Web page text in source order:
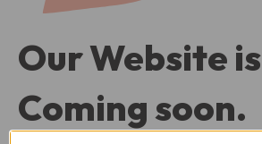
Our Website is
Coming soon.